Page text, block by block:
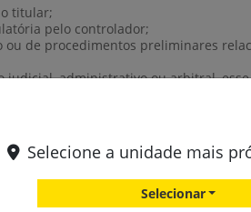
titular;
pelo controlador;
ou de procedimentos preliminares
administrativo ou arbitral,
do titular ou de terceiros;
do controlador ou de
ou
na legislação pertinente.
Selecione a unidade mais
Selecionar